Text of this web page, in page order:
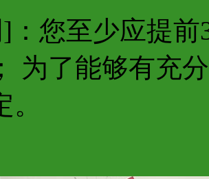
：您至少应提
为了能够有充